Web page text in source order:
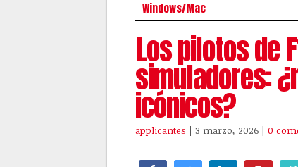
Windows/Mac
Los pilotos de
simuladores:
icónicos?
applicantes | 3 marzo, 2026 | 0